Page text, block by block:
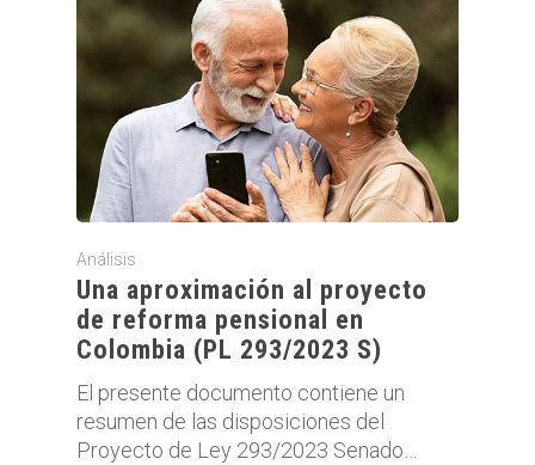
Análisis
Una aproximación al proyecto
de reforma pensional en
Colombia (PL 293/2023 S)
El presente documento contiene un
resumen de las disposiciones del
Proyecto de Ley 293/2023 Senado…